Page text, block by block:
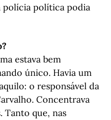
polícia política podia
estava bem
único. Havia um
o responsável da
Concentrava
Tanto que, nas